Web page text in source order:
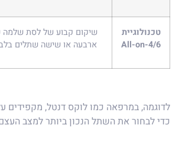
טכנולוגיית
All-on-4/6
שיקום קבוע של לסת שלמה
ארבעה או שישה שתלים
לדוגמה, במרפאה כמו לוקס דנטל, מקפידים
כדי לבחור את השתל הנכון ביותר למצב